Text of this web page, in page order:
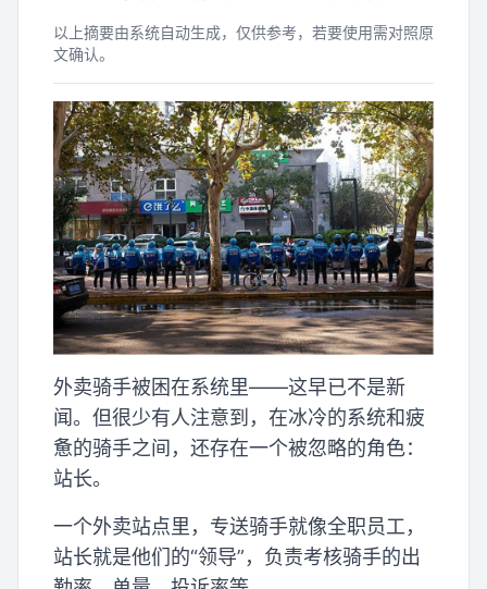
以上摘要由系统自动生成，仅供参考，若要使用需对照原
文确认。
外卖骑手被困在系统里——这早已不是新
闻。但很少有人注意到，在冰冷的系统和疲
惫的骑手之间，还存在一个被忽略的角色：
站长。
一个外卖站点里，专送骑手就像全职员工，
站长就是他们的“领导”，负责考核骑手的出